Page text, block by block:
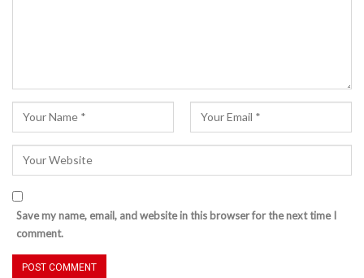
Save my name, email, and website in this browser for the next time I
comment.